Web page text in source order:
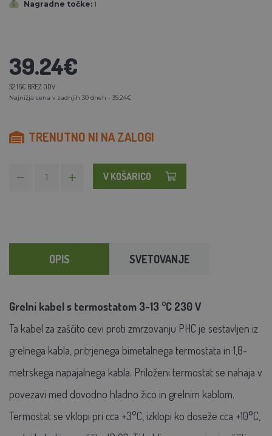
Nagradne točke: 1
39.24€
32.16€ BREZ DDV
Najnižja cena v zadnjih 30 dneh - 39.24€
TRENUTNO NI NA ZALOGI
V KOŠARICO
OPIS SVETOVANJE
Grelni kabel s termostatom 3-13 °C 230 V
Ta kabel za zaščito cevi proti zmrzovanju PHC je sestavljen iz
grelnega kabla, pritrjenega bimetalnega termostata in 1,8-
metrskega napajalnega kabla. Priloženi termostat se nahaja v
povezavi med dovodno hladno žico in grelnim kablom.
Termostat se vklopi pri cca +3°C, izklopi ko doseže cca +10°C,